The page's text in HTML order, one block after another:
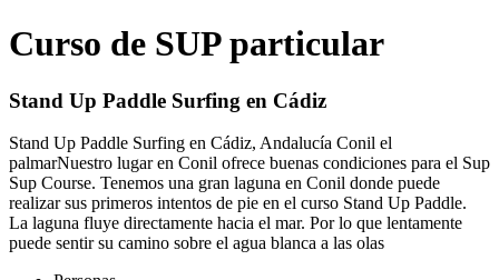
Curso de SUP particular
Stand Up Paddle Surfing en Cádiz
Stand Up Paddle Surfing en Cádiz, Andalucía Conil el
palmarNuestro lugar en Conil ofrece buenas condiciones para el Sup
Sup Course. Tenemos una gran laguna en Conil donde puede
realizar sus primeros intentos de pie en el curso Stand Up Paddle.
La laguna fluye directamente hacia el mar. Por lo que lentamente
puede sentir su camino sobre el agua blanca a las olas